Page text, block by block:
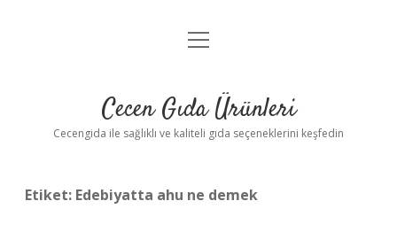
Anasayfa
Yasal Uyarı
menüyü
Cecen Gıda Ürünleri
Cecengida ile sağlıklı ve kaliteli gıda seçeneklerini keşfedin
Etiket: Edebiyatta ahu ne demek